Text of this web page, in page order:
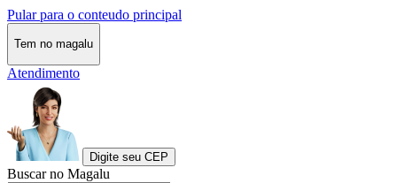
Pular para o conteudo principal
Tem no magalu
Atendimento
Digite seu CEP
Buscar no Magalu